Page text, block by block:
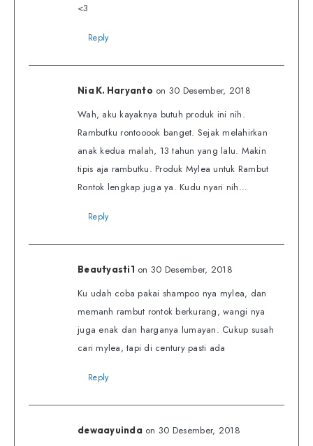
<3
Reply
Nia K. Haryanto on 30 Desember, 2018
Wah, aku kayaknya butuh produk ini nih.
Rambutku rontooook banget. Sejak melahirkan
anak kedua malah, 13 tahun yang lalu. Makin
tipis aja rambutku. Produk Mylea untuk Rambut
Rontok lengkap juga ya. Kudu nyari nih…
Reply
Beautyasti1 on 30 Desember, 2018
Ku udah coba pakai shampoo nya mylea, dan
memanh rambut rontok berkurang, wangi nya
juga enak dan harganya lumayan. Cukup susah
cari mylea, tapi di century pasti ada
Reply
dewaayuinda on 30 Desember, 2018